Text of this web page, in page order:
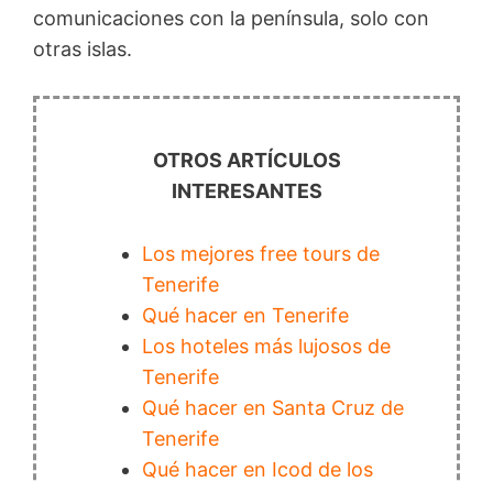
comunicaciones con la península, solo con
otras islas.
OTROS ARTÍCULOS
INTERESANTES
Los mejores free tours de
Tenerife
Qué hacer en Tenerife
Los hoteles más lujosos de
Tenerife
Qué hacer en Santa Cruz de
Tenerife
Qué hacer en Icod de los